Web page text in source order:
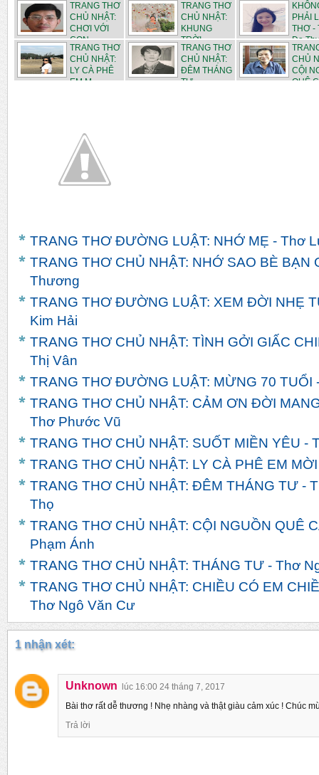
TRANG THƠ
CHỦ NHẬT:
CHƠI VỚI
CON - ...
TRANG THƠ
CHỦ NHẬT:
KHUNG
TRỜI
THÁN...
PHẢI
THƠ -
Dạ Thy
TRANG THƠ
CHỦ NHẬT:
LY CÀ PHÊ
EM M...
TRANG THƠ
CHỦ NHẬT:
ĐÊM THÁNG
TƯ - ...
CHỦ
CỘI
QUÊ
TRANG THƠ ĐƯỜNG LUẬT: NHỚ MẸ - Thơ
TRANG THƠ CHỦ NHẬT: NHỚ SAO BÈ BẠN
Thương
TRANG THƠ ĐƯỜNG LUẬT: XEM ĐỜI NHẸ
Kim Hải
TRANG THƠ CHỦ NHẬT: TÌNH GỞI GIẤC
Thị Vân
TRANG THƠ ĐƯỜNG LUẬT: MỪNG 70 TUỔI
TRANG THƠ CHỦ NHẬT: CẢM ƠN ĐỜI
Thơ Phước Vũ
TRANG THƠ CHỦ NHẬT: SUỐT MIỀN YÊU -
TRANG THƠ CHỦ NHẬT: LY CÀ PHÊ EM
TRANG THƠ CHỦ NHẬT: ĐÊM THÁNG TƯ -
Thọ
TRANG THƠ CHỦ NHẬT: CỘI NGUỒN QUÊ
Phạm Ánh
TRANG THƠ CHỦ NHẬT: THÁNG TƯ - Thơ
TRANG THƠ CHỦ NHẬT: CHIỀU CÓ EM
Thơ Ngô Văn Cư
1 nhận xét:
Unknown
lúc 16:00 24 tháng 7, 2017
Bài thơ rất dễ thương ! Nhẹ nhàng và thật giàu cảm xúc ! Chúc
Trả lời